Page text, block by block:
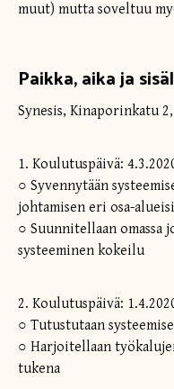
muut) mutta soveltuu
Paikka, aika ja
Synesis, Kinaporinkatu
1. Koulutuspäivä:
○ Syvennytään
johtamisen eri osa-
○ Suunnitellaan omassa
systeeminen kokeilu
2. Koulutuspäivä:
○ Tutustutaan
○ Harjoitellaan
tukena